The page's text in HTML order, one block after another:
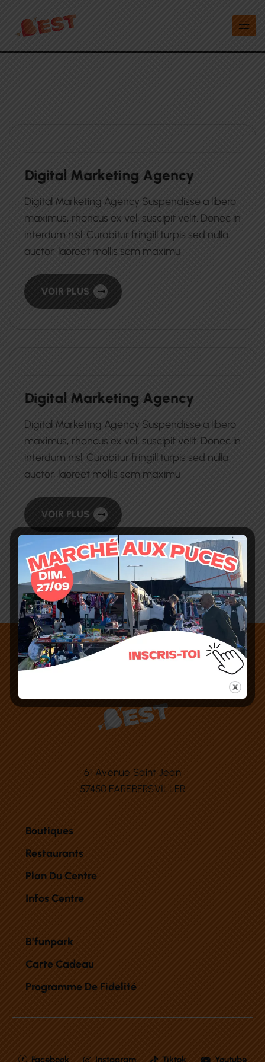
Digital Marketing Agency
Digital Marketing Agency Suspendisse a libero
maximus, rhoncus ex vel, suscipit velit. Donec in
interdum nisl. Curabitur fringill turpis sed nulla
auctor, laoreet mollis sem maximu
VOIR PLUS
Digital Marketing Agency
Digital Marketing Agency Suspendisse a libero
maximus, rhoncus ex vel, suscipit velit. Donec in
interdum nisl. Curabitur fringill turpis sed nulla
auctor, laoreet mollis sem maximu
VOIR PLUS
61 Avenue Saint Jean
57450 FAREBERSVILLER
Boutiques
Restaurants
Plan Du Centre
Infos Centre
B’funpark
Carte Cadeau
Programme De Fidelité
Facebook Instagram Tiktok Youtube